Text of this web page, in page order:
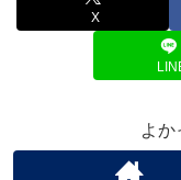
X
よか